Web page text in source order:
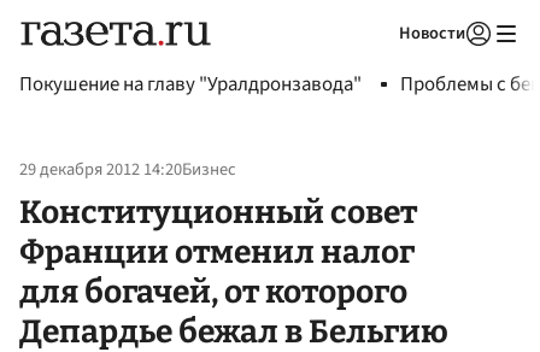
Новости
Покушение на главу "Уралдронзавода" Проблемы с
29 декабря 2012 14:20Бизнес
Конституционный совет
Франции отменил налог
для богачей, от которого
Депардье бежал в Бельгию